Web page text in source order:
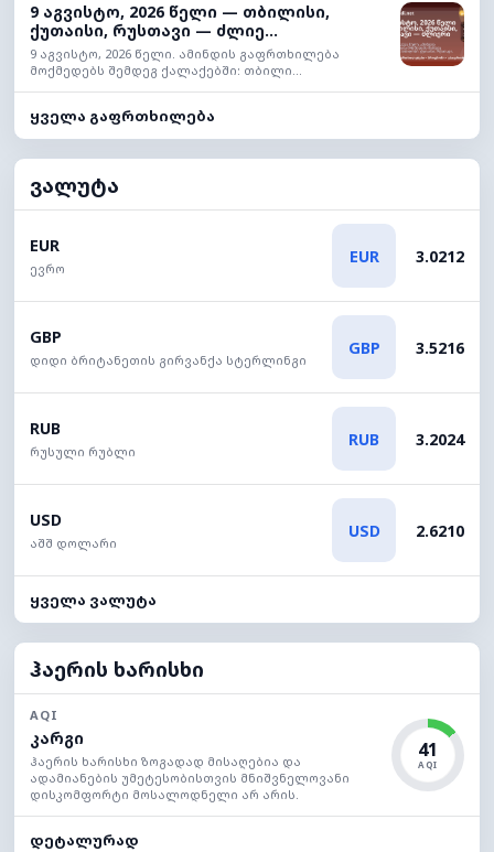
9 აგვისტო, 2026 წელი — თბილისი,
ქუთაისი, რუსთავი — ძლიე...
9 აგვისტო, 2026 წელი. ამინდის გაფრთხილება
მოქმედებს შემდეგ ქალაქებში: თბილი...
ყველა გაფრთხილება
ვალუტა
EUR
ევრო
EUR 3.0212
GBP
დიდი ბრიტანეთის გირვანქა სტერლინგი
GBP 3.5216
RUB
რუსული რუბლი
RUB 3.2024
USD
აშშ დოლარი
USD 2.6210
ყველა ვალუტა
ჰაერის ხარისხი
AQI
კარგი
ჰაერის ხარისხი ზოგადად მისაღებია და
ადამიანების უმეტესობისთვის მნიშვნელოვანი
დისკომფორტი მოსალოდნელი არ არის.
41
AQI
დეტალურად